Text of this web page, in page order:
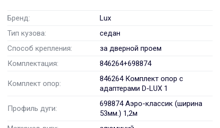
Бренд:
Lux
Тип кузова:
седан
Способ крепления:
за дверной проем
Комплектация:
846264+698874
Комплект опор:
846264 Комплект опор с
адаптерами D-LUX 1
Профиль дуги:
698874 Аэро-классик (ширина
53мм.) 1,2м